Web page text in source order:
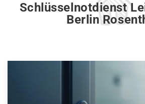
Schlüsselnotdienst
Berlin